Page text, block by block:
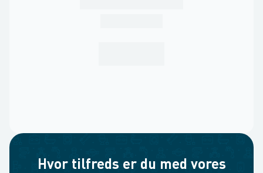
Hvor tilfreds er du med vores